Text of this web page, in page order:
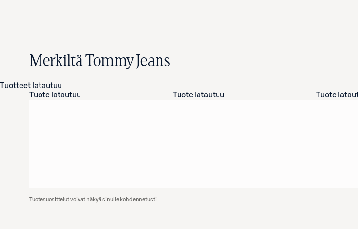
Merkiltä Tommy Jeans
Tuotteet latautuu
Tuote latautuu
Tuote latautuu Tuote
Tuotesuosittelut voivat näkyä sinulle kohdennetusti